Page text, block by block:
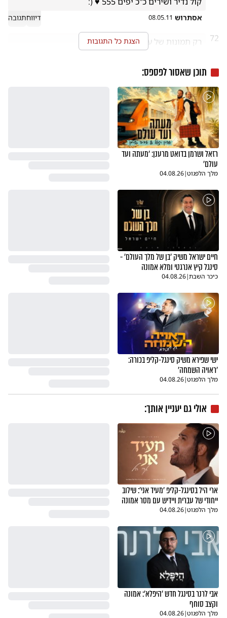
אסתרוש 08.05.11 דיווחתגובה
72 רק תמונות של עצמו. בושה וחרפה
הצגת כל התגובות
תוכן שאסור לפספס:
רזאל ושרמן בדואט מרענן: 'מעתה ועד
עולם'
מלך הלפגוט|
04.08.26
חיים ישראל משיק 'בן של מלך העולם' -
סינגל קיץ אנרגטי ומלא אמונה
כיכר השבת|
04.08.26
ישי שפירא משיק סינגל-קליפ בכורה:
'ראויה השמחה'
מלך הלפגוט|
04.08.26
אולי גם יעניין אותך:
ארי היל בסינגל-קליפ 'מעיד אני': שילוב
ייחודי של עברית ויידיש עם מסר אמונה
מלך הלפגוט|
04.08.26
אבי לרנר בסינגל חדש 'היפלא': אמונה
וקצב סוחף
מלך הלפגוט|
04.08.26